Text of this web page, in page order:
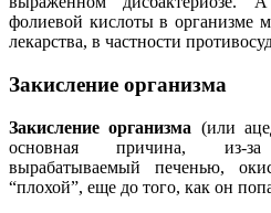
фолиевой кислоты в организме
лекарства, в частности
Закисление организма
Закисление организма (или
основная причина, из-
вырабатываемый печенью,
“плохой”, еще до того, как он